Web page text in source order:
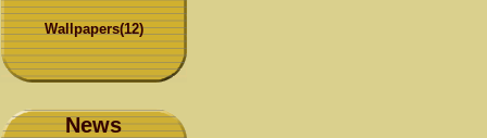
Wallpapers(12)
News